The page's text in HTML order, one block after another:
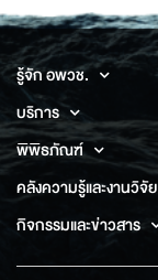
รู้จัก อพวช.
บริการ
พิพิธภัณฑ์
คลังความรู้และงานวิจัย
กิจกรรมและข่าวสาร